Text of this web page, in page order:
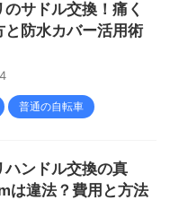
サドル交換！痛く
と防水カバー活用術
普通の自転車
ハンドル交換の真
は違法？費用と方法